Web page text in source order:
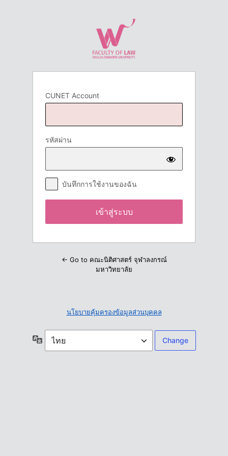
CUNET Account
รหัสผ่าน
บันทึกการใช้งานของฉัน
← Go to คณะนิติศาสตร์ จุฬาลงกรณ์
มหาวิทยาลัย
นโยบายคุ้มครองข้อมูลส่วนบุคคล
ภาษา